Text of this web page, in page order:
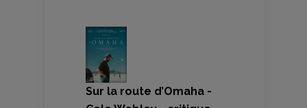
Sur la route d’Omaha -